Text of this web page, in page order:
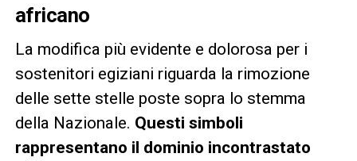
africano
La modifica più evidente e dolorosa per i
sostenitori egiziani riguarda la rimozione
delle sette stelle poste sopra lo stemma
della Nazionale. Questi simboli
rappresentano il dominio incontrastato